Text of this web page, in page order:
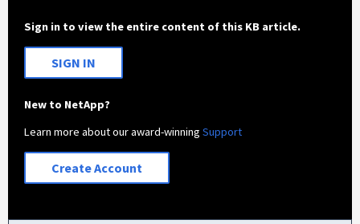
Sign in to view the entire content of this KB article.
SIGN IN
New to NetApp?
Learn more about our award-winningSupport
Create Account